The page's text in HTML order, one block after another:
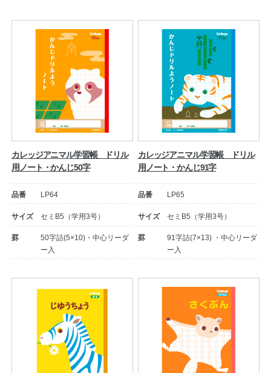
公式オンラインショップ
企業情報 SDGsと未来
カタログ お知らせ
お問い合わせ プライバシーポリシー
English
教職員の皆さまへ
え
カレッジアニマル学習帳 ドリル
用ノート・かんじ50字
品番 LP64
サイズ セミB5（学用3号）
罫
50字詰(5×10)・中心リーダ
ー入
カレッジアニマル学習帳 ドリル
用ノート・かんじ91字
品番 LP65
サイズ セミB5（学用3号）
罫
91字詰(7×13) ・中心リーダ
ー入